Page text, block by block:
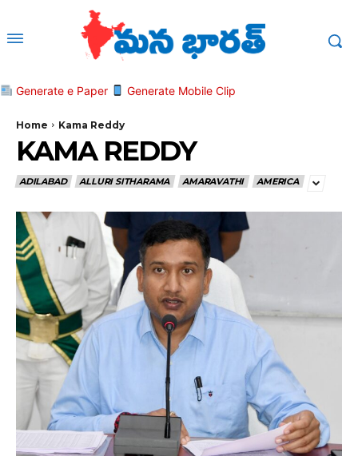
Generate e Paper Generate Mobile Clip
Home Kama Reddy
KAMA REDDY
ADILABAD ALLURI SITHARAMA AMARAVATHI AMERICA